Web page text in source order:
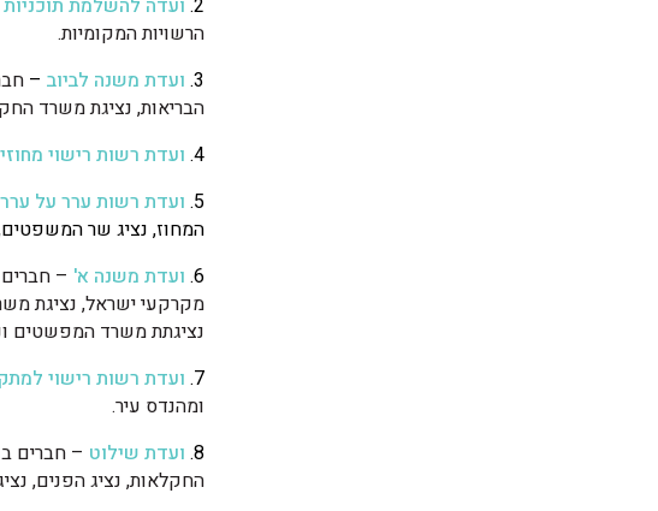
הרשויות המקומיות.
3. ועדת משנה לביוב –
הבריאות, נציגת משרד
4. ועדת רשות רישוי
5. ועדת רשות ערר על
המחוז, נציג שר
6. ועדת משנה א' – חברים
מקרקעי ישראל, נציגת
נציגתת משרד המפשטים
7. ועדת רשות רישוי
ומהנדס עיר.
8. ועדת שילוט – חברים
החקלאות, נציג הפנים,